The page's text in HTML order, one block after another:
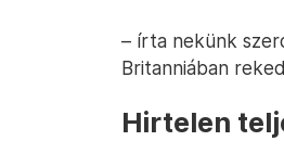
– írta nekünk
Britanniában
Hirtelen